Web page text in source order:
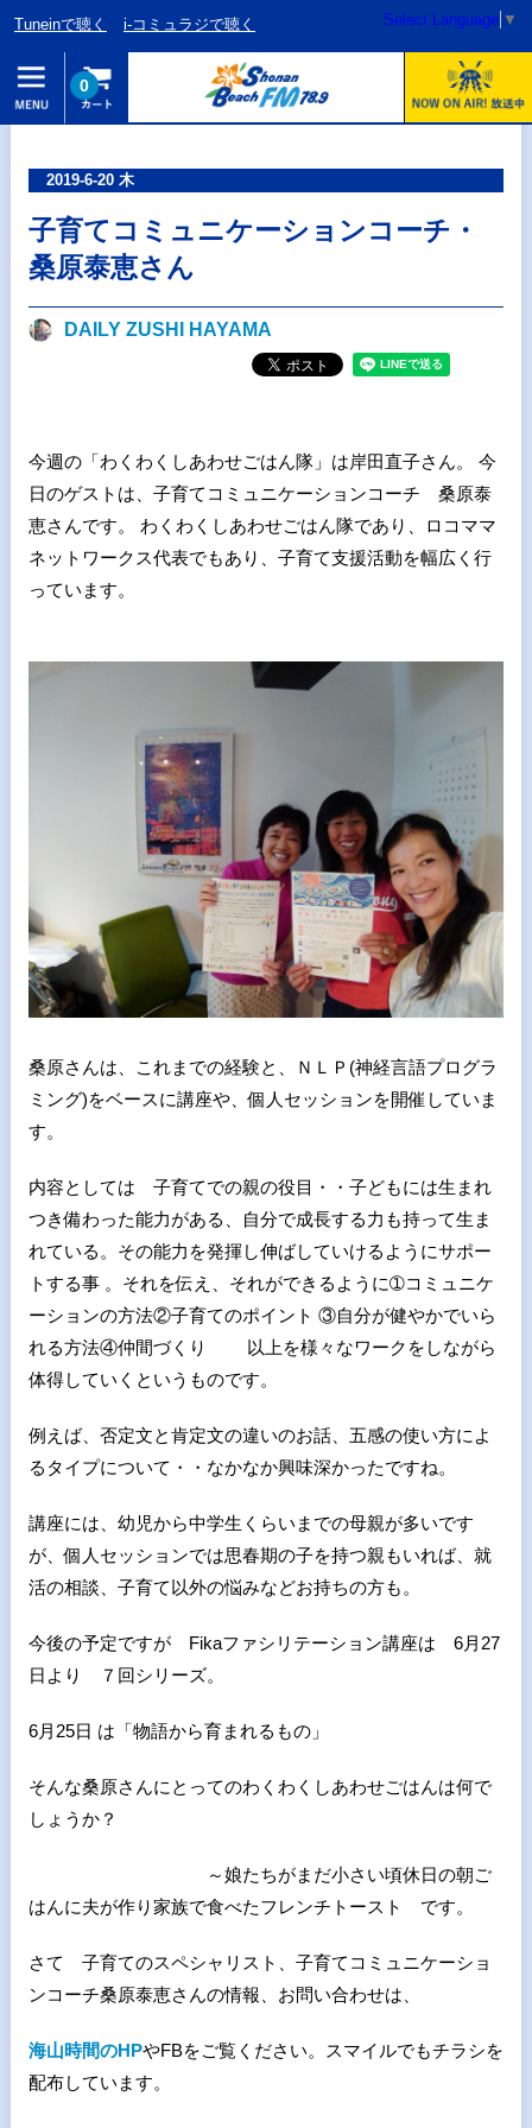
Tuneinで聴く i-コミュラジで聴く Select Language ▼
0
2019-6-20 木
子育てコミュニケーションコーチ・
桑原泰恵さん
DAILY ZUSHI HAYAMA
今週の「わくわくしあわせごはん隊」は岸田直子さん。 今
日のゲストは、子育てコミュニケーションコーチ 桑原泰
恵さんです。 わくわくしあわせごはん隊であり、ロコママ
ネットワークス代表でもあり、子育て支援活動を幅広く行
っています。
桑原さんは、これまでの経験と、ＮＬＰ(神経言語プログラ
ミング)をベースに講座や、個人セッションを開催していま
す。
内容としては 子育てでの親の役目・・子どもには生まれ
つき備わった能力がある、自分で成長する力も持って生ま
れている。その能力を発揮し伸ばしていけるようにサポー
トする事 。それを伝え、それができるように➀コミュニケ
ーションの方法②子育てのポイント ③自分が健やかでいら
れる方法④仲間づくり 以上を様々なワークをしながら
体得していくというものです。
例えば、否定文と肯定文の違いのお話、五感の使い方によ
るタイプについて・・なかなか興味深かったですね。
講座には、幼児から中学生くらいまでの母親が多いです
が、個人セッションでは思春期の子を持つ親もいれば、就
活の相談、子育て以外の悩みなどお持ちの方も。
今後の予定ですが Fikaファシリテーション講座は 6月27
日より ７回シリーズ。
6月25日 は「物語から育まれるもの」
そんな桑原さんにとってのわくわくしあわせごはんは何で
しょうか？
～娘たちがまだ小さい頃休日の朝ご
はんに夫が作り家族で食べたフレンチトースト です。
さて 子育てのスペシャリスト、子育てコミュニケーショ
ンコーチ桑原泰恵さんの情報、お問い合わせは、
海山時間のHPやFBをご覧ください。スマイルでもチラシを
配布しています。